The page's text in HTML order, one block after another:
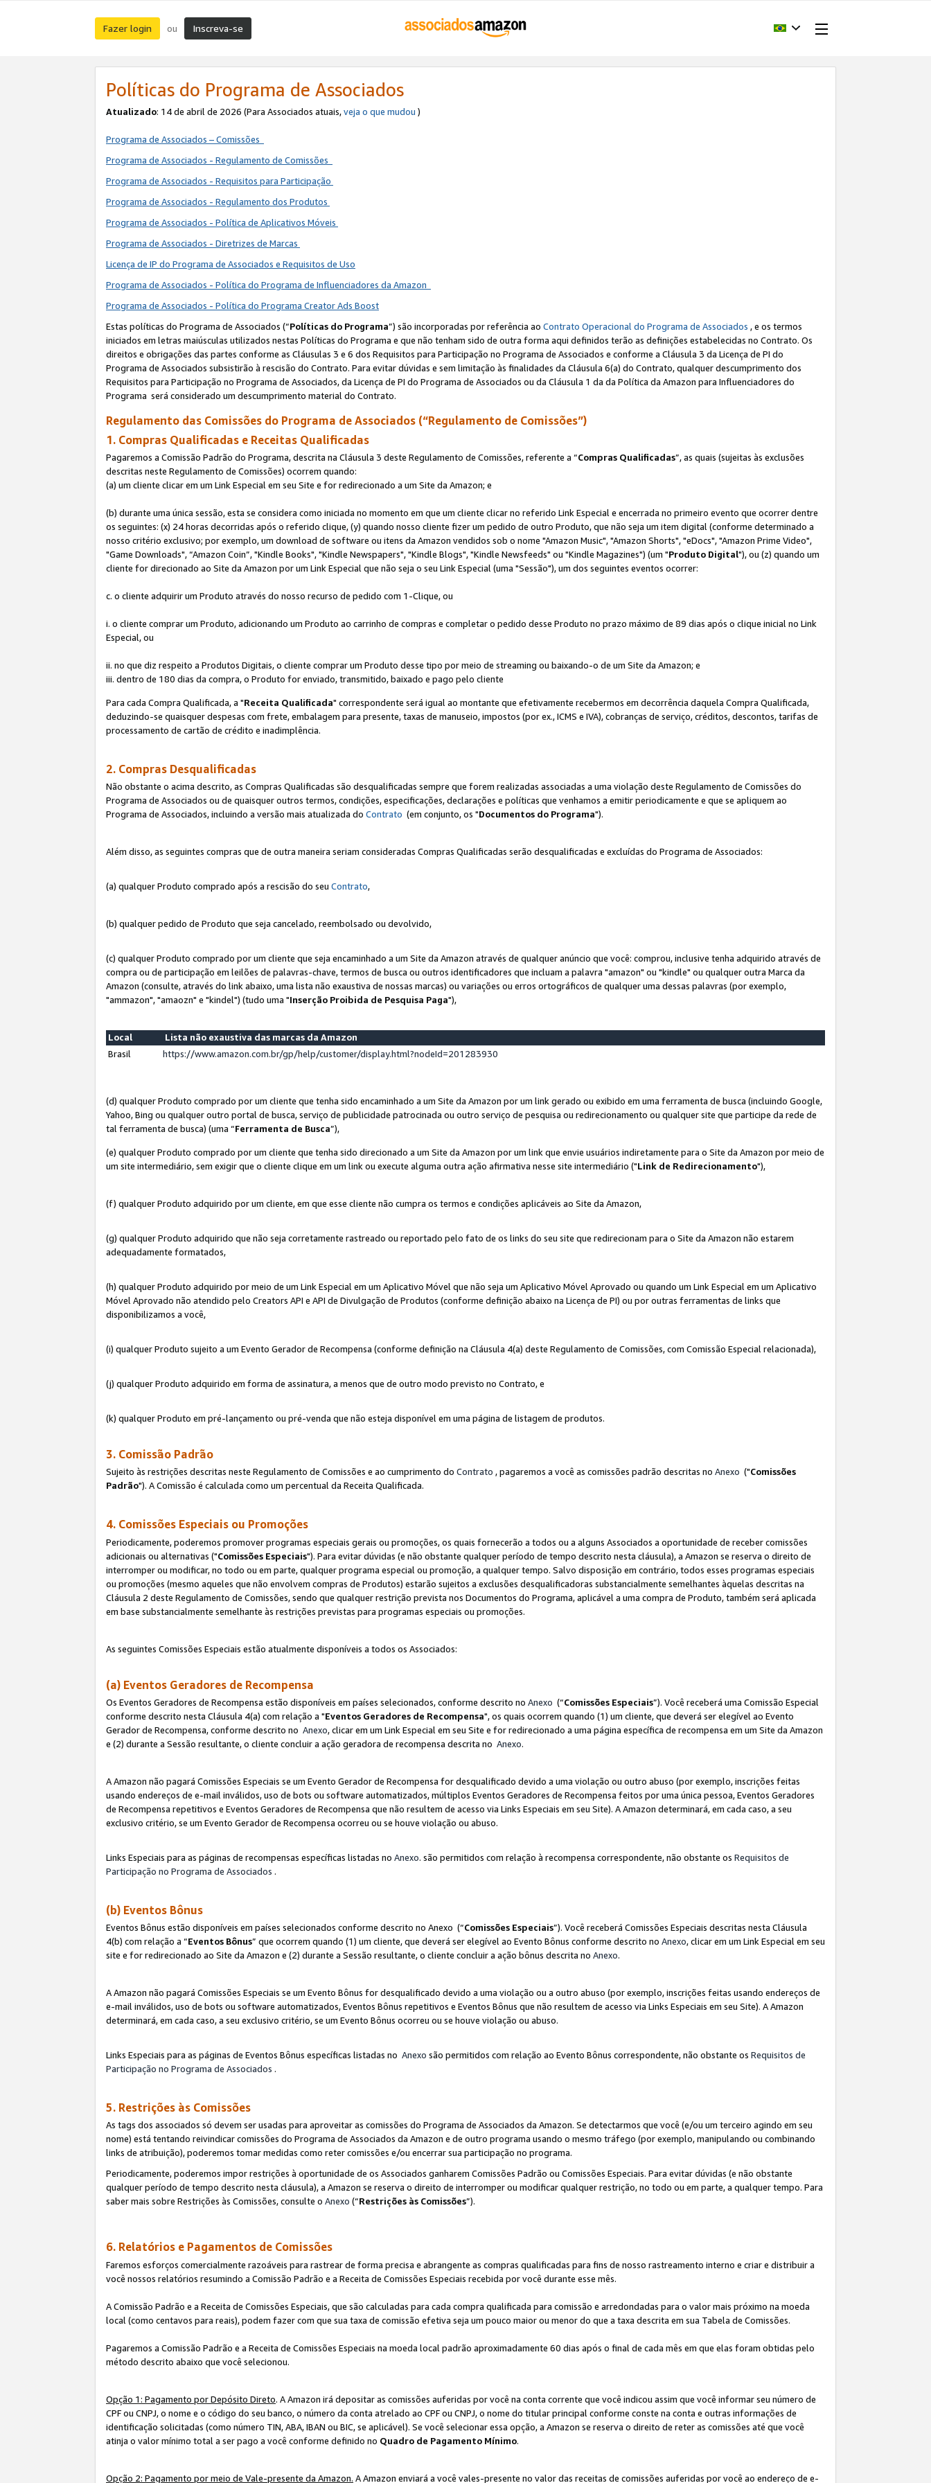
Fazer login ou Inscreva-se
Políticas do Programa de Associados
Atualizado: 14 de abril de 2026 (Para Associados atuais,veja o que mudou )
Programa de Associados – Comissões
Programa de Associados - Regulamento de Comissões
Programa de Associados - Requisitos para Participação
Programa de Associados - Regulamento dos Produtos
Programa de Associados - Política de Aplicativos Móveis
Programa de Associados - Diretrizes de Marcas
Licença de IP do Programa de Associados e Requisitos de Uso
Programa de Associados - Política do Programa de Influenciadores da Amazon
Programa de Associados - Política do Programa Creator Ads Boost
Estas políticas do Programa de Associados (“Políticas do Programa”) são incorporadas por referência ao Contrato Operacional do Programa de Associados , e os termos
iniciados em letras maiúsculas utilizados nestas Políticas do Programa e que não tenham sido de outra forma aqui definidos terão as definições estabelecidas no Contrato. Os
direitos e obrigações das partes conforme as Cláusulas 3 e 6 dos Requisitos para Participação no Programa de Associados e conforme a Cláusula 3 da Licença de PI do
Programa de Associados subsistirão à rescisão do Contrato. Para evitar dúvidas e sem limitação às finalidades da Cláusula 6(a) do Contrato, qualquer descumprimento dos
Requisitos para Participação no Programa de Associados, da Licença de PI do Programa de Associados ou da Cláusula 1 da da Política da Amazon para Influenciadores do
Programa será considerado um descumprimento material do Contrato.
Regulamento das Comissões do Programa de Associados (“Regulamento de Comissões”)
1. Compras Qualificadas e Receitas Qualificadas
Pagaremos a Comissão Padrão do Programa, descrita na Cláusula 3 deste Regulamento de Comissões, referente a “Compras Qualificadas”, as quais (sujeitas às exclusões
descritas neste Regulamento de Comissões) ocorrem quando:
(a) um cliente clicar em um Link Especial em seu Site e for redirecionado a um Site da Amazon; e
(b) durante uma única sessão, esta se considera como iniciada no momento em que um cliente clicar no referido Link Especial e encerrada no primeiro evento que ocorrer dentre
os seguintes: (x) 24 horas decorridas após o referido clique, (y) quando nosso cliente fizer um pedido de outro Produto, que não seja um item digital (conforme determinado a
nosso critério exclusivo; por exemplo, um download de software ou itens da Amazon vendidos sob o nome "Amazon Music", "Amazon Shorts", "eDocs", "Amazon Prime Video",
"Game Downloads", “Amazon Coin”, "Kindle Books", "Kindle Newspapers", "Kindle Blogs", "Kindle Newsfeeds" ou "Kindle Magazines") (um "Produto Digital"), ou (z) quando um
cliente for direcionado ao Site da Amazon por um Link Especial que não seja o seu Link Especial (uma "Sessão"), um dos seguintes eventos ocorrer:
c. o cliente adquirir um Produto através do nosso recurso de pedido com 1-Clique, ou
i. o cliente comprar um Produto, adicionando um Produto ao carrinho de compras e completar o pedido desse Produto no prazo máximo de 89 dias após o clique inicial no Link
Especial, ou
ii. no que diz respeito a Produtos Digitais, o cliente comprar um Produto desse tipo por meio de streaming ou baixando-o de um Site da Amazon; e
iii. dentro de 180 dias da compra, o Produto for enviado, transmitido, baixado e pago pelo cliente
Para cada Compra Qualificada, a "Receita Qualificada" correspondente será igual ao montante que efetivamente recebermos em decorrência daquela Compra Qualificada,
deduzindo-se quaisquer despesas com frete, embalagem para presente, taxas de manuseio, impostos (por ex., ICMS e IVA), cobranças de serviço, créditos, descontos, tarifas de
processamento de cartão de crédito e inadimplência.
2. Compras Desqualificadas
Não obstante o acima descrito, as Compras Qualificadas são desqualificadas sempre que forem realizadas associadas a uma violação deste Regulamento de Comissões do
Programa de Associados ou de quaisquer outros termos, condições, especificações, declarações e políticas que venhamos a emitir periodicamente e que se apliquem ao
Programa de Associados, incluindo a versão mais atualizada do Contrato (em conjunto, os "Documentos do Programa").
Além disso, as seguintes compras que de outra maneira seriam consideradas Compras Qualificadas serão desqualificadas e excluídas do Programa de Associados:
(a) qualquer Produto comprado após a rescisão do seu Contrato,
(b) qualquer pedido de Produto que seja cancelado, reembolsado ou devolvido,
(c) qualquer Produto comprado por um cliente que seja encaminhado a um Site da Amazon através de qualquer anúncio que você: comprou, inclusive tenha adquirido através de
compra ou de participação em leilões de palavras-chave, termos de busca ou outros identificadores que incluam a palavra "amazon" ou "kindle" ou qualquer outra Marca da
Amazon (consulte, através do link abaixo, uma lista não exaustiva de nossas marcas) ou variações ou erros ortográficos de qualquer uma dessas palavras (por exemplo,
"ammazon", "amaozn" e "kindel") (tudo uma "Inserção Proibida de Pesquisa Paga"),
Local
Lista não exaustiva das marcas da Amazon
Brasil
https://www.amazon.com.br/gp/help/customer/display.html?nodeId=201283930
(d) qualquer Produto comprado por um cliente que tenha sido encaminhado a um Site da Amazon por um link gerado ou exibido em uma ferramenta de busca (incluindo Google,
Yahoo, Bing ou qualquer outro portal de busca, serviço de publicidade patrocinada ou outro serviço de pesquisa ou redirecionamento ou qualquer site que participe da rede de
tal ferramenta de busca) (uma “Ferramenta de Busca”),
(e) qualquer Produto comprado por um cliente que tenha sido direcionado a um Site da Amazon por um link que envie usuários indiretamente para o Site da Amazon por meio de
um site intermediário, sem exigir que o cliente clique em um link ou execute alguma outra ação afirmativa nesse site intermediário ("Link de Redirecionamento"),
(f) qualquer Produto adquirido por um cliente, em que esse cliente não cumpra os termos e condições aplicáveis ao Site da Amazon,
(g) qualquer Produto adquirido que não seja corretamente rastreado ou reportado pelo fato de os links do seu site que redirecionam para o Site da Amazon não estarem
adequadamente formatados,
(h) qualquer Produto adquirido por meio de um Link Especial em um Aplicativo Móvel que não seja um Aplicativo Móvel Aprovado ou quando um Link Especial em um Aplicativo
Móvel Aprovado não atendido pelo Creators API e API de Divulgação de Produtos (conforme definição abaixo na Licença de PI) ou por outras ferramentas de links que
disponibilizamos a você,
(i) qualquer Produto sujeito a um Evento Gerador de Recompensa (conforme definição na Cláusula 4(a) deste Regulamento de Comissões, com Comissão Especial relacionada),
(j) qualquer Produto adquirido em forma de assinatura, a menos que de outro modo previsto no Contrato, e
(k) qualquer Produto em pré-lançamento ou pré-venda que não esteja disponível em uma página de listagem de produtos.
3. Comissão Padrão
Sujeito às restrições descritas neste Regulamento de Comissões e ao cumprimento do Contrato , pagaremos a você as comissões padrão descritas no Anexo ("Comissões
Padrão"). A Comissão é calculada como um percentual da Receita Qualificada.
4. Comissões Especiais ou Promoções
Periodicamente, poderemos promover programas especiais gerais ou promoções, os quais fornecerão a todos ou a alguns Associados a oportunidade de receber comissões
adicionais ou alternativas ("Comissões Especiais"). Para evitar dúvidas (e não obstante qualquer período de tempo descrito nesta cláusula), a Amazon se reserva o direito de
interromper ou modificar, no todo ou em parte, qualquer programa especial ou promoção, a qualquer tempo. Salvo disposição em contrário, todos esses programas especiais
ou promoções (mesmo aqueles que não envolvem compras de Produtos) estarão sujeitos a exclusões desqualificadoras substancialmente semelhantes àquelas descritas na
Cláusula 2 deste Regulamento de Comissões, sendo que qualquer restrição prevista nos Documentos do Programa, aplicável a uma compra de Produto, também será aplicada
em base substancialmente semelhante às restrições previstas para programas especiais ou promoções.
As seguintes Comissões Especiais estão atualmente disponíveis a todos os Associados:
(a) Eventos Geradores de Recompensa
Os Eventos Geradores de Recompensa estão disponíveis em países selecionados, conforme descrito no Anexo (“Comissões Especiais”). Você receberá uma Comissão Especial
conforme descrito nesta Cláusula 4(a) com relação a "Eventos Geradores de Recompensa", os quais ocorrem quando (1) um cliente, que deverá ser elegível ao Evento
Gerador de Recompensa, conforme descrito no Anexo, clicar em um Link Especial em seu Site e for redirecionado a uma página específica de recompensa em um Site da Amazon
e (2) durante a Sessão resultante, o cliente concluir a ação geradora de recompensa descrita no Anexo.
A Amazon não pagará Comissões Especiais se um Evento Gerador de Recompensa for desqualificado devido a uma violação ou outro abuso (por exemplo, inscrições feitas
usando endereços de e-mail inválidos, uso de bots ou software automatizados, múltiplos Eventos Geradores de Recompensa feitos por uma única pessoa, Eventos Geradores
de Recompensa repetitivos e Eventos Geradores de Recompensa que não resultem de acesso via Links Especiais em seu Site). A Amazon determinará, em cada caso, a seu
exclusivo critério, se um Evento Gerador de Recompensa ocorreu ou se houve violação ou abuso.
Links Especiais para as páginas de recompensas específicas listadas no Anexo. são permitidos com relação à recompensa correspondente, não obstante os Requisitos de
Participação no Programa de Associados .
(b) Eventos Bônus
Eventos Bônus estão disponíveis em países selecionados conforme descrito no Anexo (“Comissões Especiais”). Você receberá Comissões Especiais descritas nesta Cláusula
4(b) com relação a “Eventos Bônus” que ocorrem quando (1) um cliente, que deverá ser elegível ao Evento Bônus conforme descrito no Anexo, clicar em um Link Especial em seu
site e for redirecionado ao Site da Amazon e (2) durante a Sessão resultante, o cliente concluir a ação bônus descrita no Anexo.
A Amazon não pagará Comissões Especiais se um Evento Bônus for desqualificado devido a uma violação ou a outro abuso (por exemplo, inscrições feitas usando endereços de
e-mail inválidos, uso de bots ou software automatizados, Eventos Bônus repetitivos e Eventos Bônus que não resultem de acesso via Links Especiais em seu Site). A Amazon
determinará, em cada caso, a seu exclusivo critério, se um Evento Bônus ocorreu ou se houve violação ou abuso.
Links Especiais para as páginas de Eventos Bônus específicas listadas no Anexo são permitidos com relação ao Evento Bônus correspondente, não obstante os Requisitos de
Participação no Programa de Associados .
5. Restrições às Comissões
As tags dos associados só devem ser usadas para aproveitar as comissões do Programa de Associados da Amazon. Se detectarmos que você (e/ou um terceiro agindo em seu
nome) está tentando reivindicar comissões do Programa de Associados da Amazon e de outro programa usando o mesmo tráfego (por exemplo, manipulando ou combinando
links de atribuição), poderemos tomar medidas como reter comissões e/ou encerrar sua participação no programa.
Periodicamente, poderemos impor restrições à oportunidade de os Associados ganharem Comissões Padrão ou Comissões Especiais. Para evitar dúvidas (e não obstante
qualquer período de tempo descrito nesta cláusula), a Amazon se reserva o direito de interromper ou modificar qualquer restrição, no todo ou em parte, a qualquer tempo. Para
saber mais sobre Restrições às Comissões, consulte o Anexo (“Restrições às Comissões”).
6. Relatórios e Pagamentos de Comissões
Faremos esforços comercialmente razoáveis para rastrear de forma precisa e abrangente as compras qualificadas para fins de nosso rastreamento interno e criar e distribuir a
você nossos relatórios resumindo a Comissão Padrão e a Receita de Comissões Especiais recebida por você durante esse mês.
A Comissão Padrão e a Receita de Comissões Especiais, que são calculadas para cada compra qualificada para comissão e arredondadas para o valor mais próximo na moeda
local (como centavos para reais), podem fazer com que sua taxa de comissão efetiva seja um pouco maior ou menor do que a taxa descrita em sua Tabela de Comissões.
Pagaremos a Comissão Padrão e a Receita de Comissões Especiais na moeda local padrão aproximadamente 60 dias após o final de cada mês em que elas foram obtidas pelo
método descrito abaixo que você selecionou.
Opção 1: Pagamento por Depósito Direto. A Amazon irá depositar as comissões auferidas por você na conta corrente que você indicou assim que você informar seu número de
CPF ou CNPJ, o nome e o código do seu banco, o número da conta atrelado ao CPF ou CNPJ, o nome do titular principal conforme conste na conta e outras informações de
identificação solicitadas (como número TIN, ABA, IBAN ou BIC, se aplicável). Se você selecionar essa opção, a Amazon se reserva o direito de reter as comissões até que você
atinja o valor mínimo total a ser pago a você conforme definido no Quadro de Pagamento Mínimo.
Opção 2: Pagamento por meio de Vale-presente da Amazon. A Amazon enviará a você vales-presente no valor das receitas de comissões auferidas por você ao endereço de e-